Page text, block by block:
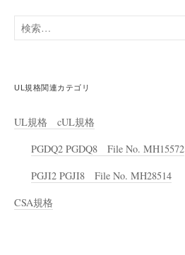
検
索:
UL規格関連カテゴリ
UL規格 cUL規格
PGDQ2 PGDQ8 File No. MH15572
PGJI2 PGJI8 File No. MH28514
CSA規格